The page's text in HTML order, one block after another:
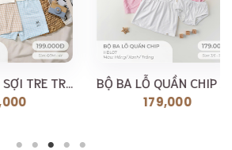
BỘ CỘC TAY SỢI TRE TRẮNG KẺ LIL [ SIÊU MỀM, MÁT, MỊN...
BỘ BA LỖ QUẦN CHIP LIL [ SIÊU MỀM, MÁT, MỊN CO DÃN...
179,000